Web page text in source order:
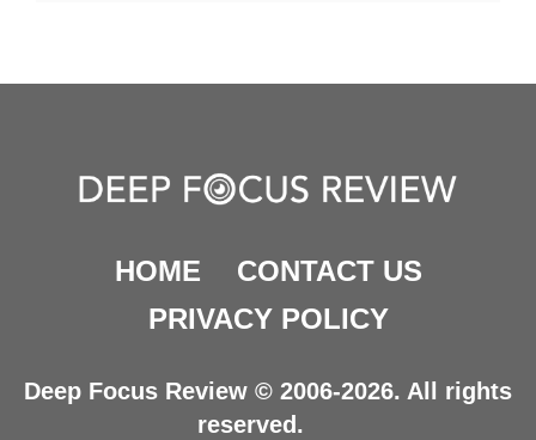
HOME
CONTACT US
PRIVACY POLICY
Deep Focus Review © 2006-2026. All rights
reserved.